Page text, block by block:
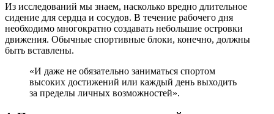
Из исследований мы знаем, насколько вредно длительное
сидение для сердца и сосудов. В течение рабочего дня
необходимо многократно создавать небольшие островки
движения. Обычные спортивные блоки, конечно, должны
быть вставлены.
«И даже не обязательно заниматься спортом
высоких достижений или каждый день выходить
за пределы личных возможностей».